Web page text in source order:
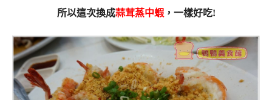
所以這次換成蒜茸蒸中蝦，一樣好吃!